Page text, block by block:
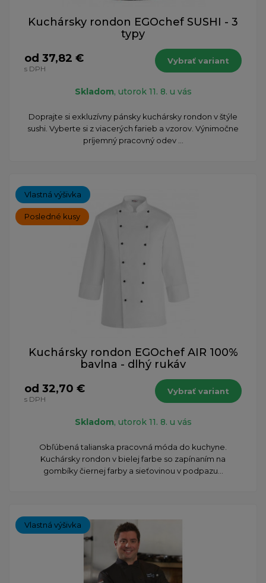
Kuchársky rondon EGOchef SUSHI - 3
typy
od 37,82 €
s DPH
Vybrať variant
Skladom, utorok 11. 8. u vás
Doprajte si exkluzívny pánsky kuchársky rondon v štýle
sushi. Vyberte si z viacerých farieb a vzorov. Výnimočne
príjemný pracovný odev ...
Vlastná výšivka
Posledné kusy
Kuchársky rondon EGOchef AIR 100%
bavlna - dlhý rukáv
od 32,70 €
s DPH
Vybrať variant
Skladom, utorok 11. 8. u vás
Obľúbená talianska pracovná móda do kuchyne.
Kuchársky rondon v bielej farbe so zapínaním na
gombíky čiernej farby a sieťovinou v podpazu...
Vlastná výšivka